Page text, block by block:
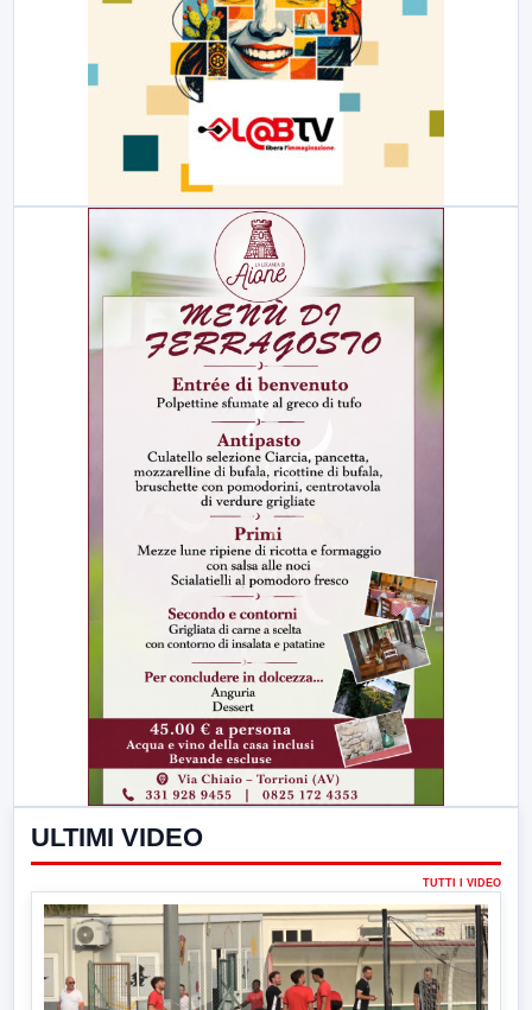
ULTIMI VIDEO
TUTTI I VIDEO